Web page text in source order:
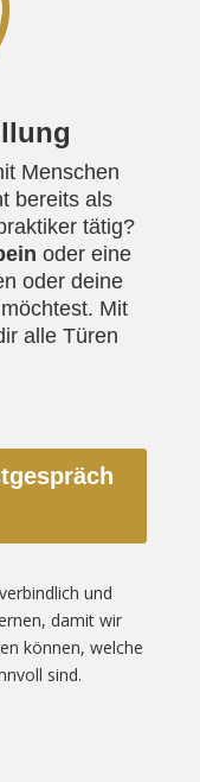
Menschen
bereits als
tätig?
oder eine
oder deine
Mit
alle Türen
und
damit wir
können, welche
sind.